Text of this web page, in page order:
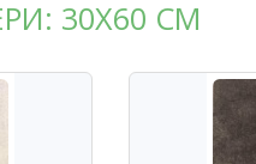
30X60 СМ